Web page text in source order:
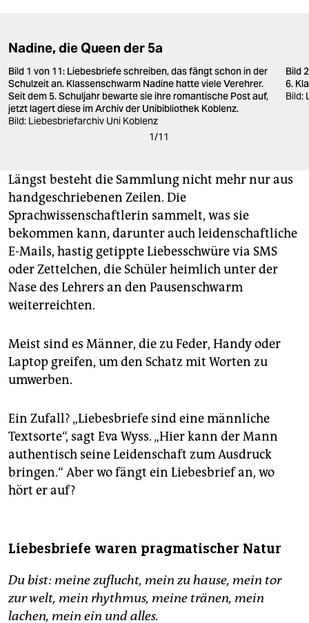
Nadine, die Queen der 5a
Bild 1 von 11: Liebesbriefe schreiben, das fängt schon in der
Schulzeit an. Klassenschwarm Nadine hatte viele Verehrer.
Seit dem 5. Schuljahr bewarte sie ihre romantische Post auf,
jetzt lagert diese im Archiv der Unibibliothek Koblenz.
Bild: Liebesbriefarchiv Uni Koblenz
Bild
6.
Bild:
1/11
Längst besteht die Sammlung nicht mehr nur aus
handgeschriebenen Zeilen. Die
Sprachwissenschaftlerin sammelt, was sie
bekommen kann, darunter auch leidenschaftliche
E-Mails, hastig getippte Liebesschwüre via SMS
oder Zettelchen, die Schüler heimlich unter der
Nase des Lehrers an den Pausenschwarm
weiterreichten.
Meist sind es Männer, die zu Feder, Handy oder
Laptop greifen, um den Schatz mit Worten zu
umwerben.
Ein Zufall? „Liebesbriefe sind eine männliche
Textsorte“, sagt Eva Wyss. „Hier kann der Mann
authentisch seine Leidenschaft zum Ausdruck
bringen.“ Aber wo fängt ein Liebesbrief an, wo
hört er auf?
Liebesbriefe waren pragmatischer Natur
Du bist: meine zuflucht, mein zu hause, mein tor
zur welt, mein rhythmus, meine tränen, mein
lachen, mein ein und alles.